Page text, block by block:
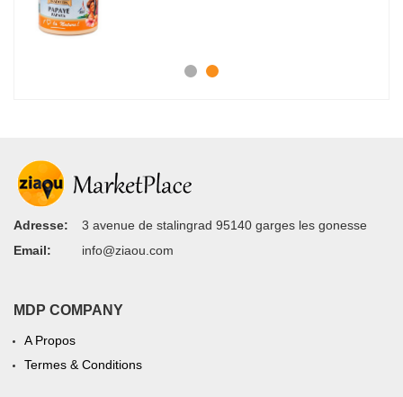
Adresse:
3 avenue de stalingrad 95140 garges les gonesse
Email:
info@ziaou.com
MDP COMPANY
A Propos
Termes & Conditions